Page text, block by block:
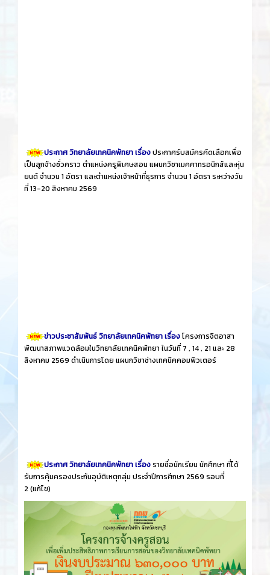
ประกาศ วิทยาลัยเทคนิคพัทยา เรื่องประกาศรับสมัครคัดเลือกเพื่อ
เป็นลูกจ้างชั่วคราว ตำแหน่งครูพิเศษสอน แผนกวิชาเมคคาทรอนิกส์และหุ่น
ยนต์ จำนวน 1 อัตรา และตำแหน่งเจ้าหน้าที่ธุรการ จำนวน 1 อัตรา ระหว่างวัน
ที่ 13-20 สิงหาคม 2569
ข่าวประชาสัมพันธ์ วิทยาลัยเทคนิคพัทยา เรื่องโครงการจิตอาสา
พัฒนาสภาพแวดล้อมในวิทยาลัยเทคนิคพัทยา ในวันที่ 7 , 14 , 21 และ 28
สิงหาคม 2569 ดำเนินการโดย แผนกวิชาช่างเทคนิคคอมพิวเตอร์
ประกาศ วิทยาลัยเทคนิคพัทยา เรื่องรายชื่อนักเรียน นักศึกษา ที่ได้
รับการคุ้มครองประกันอุบัติเหตุกลุ่ม ประจำปีการศึกษา 2569 รอบที่
2 (แก้ไข)